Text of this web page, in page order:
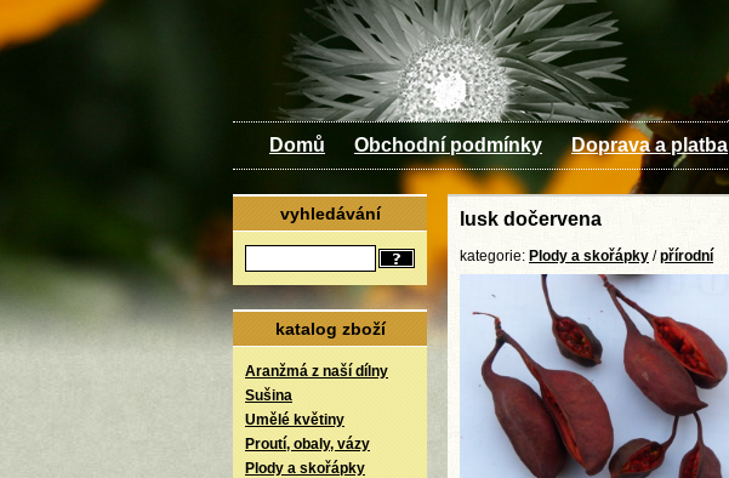
Domů Obchodní podmínky Doprava a platba
vyhledávání
katalog zboží
Aranžmá z naší dílny
Sušina
Umělé květiny
Proutí, obaly, vázy
Plody a skořápky
lusk dočervena
kategorie: Plody a skořápky /přírodní